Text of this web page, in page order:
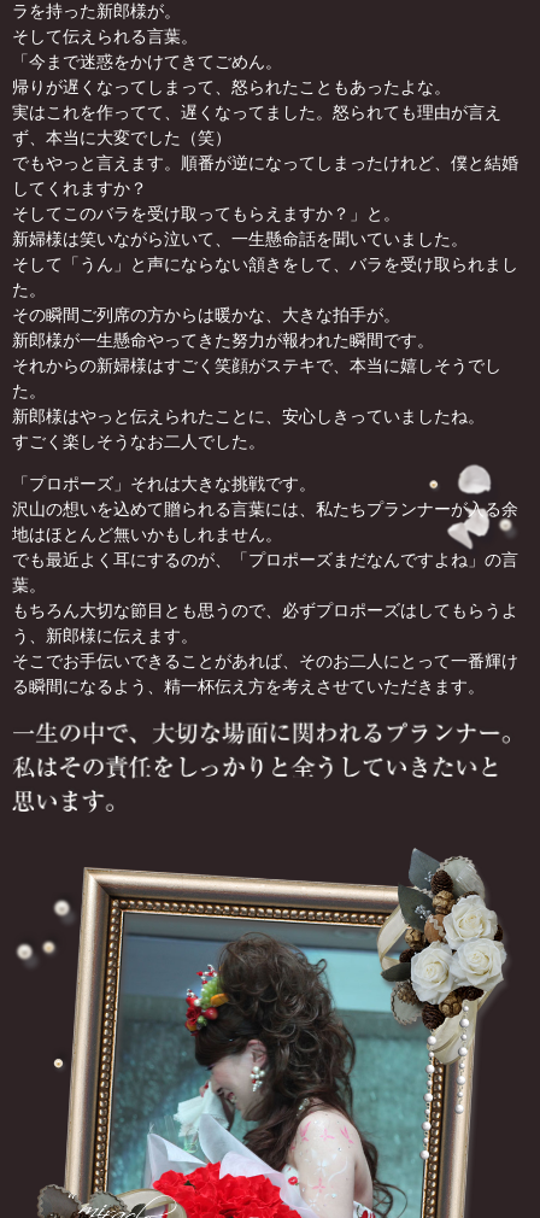
ラを持った新郎様が。
そして伝えられる言葉。
「今まで迷惑をかけてきてごめん。
帰りが遅くなってしまって、怒られたこともあったよな。
実はこれを作ってて、遅くなってました。怒られても理由が言え
ず、本当に大変でした（笑）
でもやっと言えます。順番が逆になってしまったけれど、僕と結婚
してくれますか？
そしてこのバラを受け取ってもらえますか？」と。
新婦様は笑いながら泣いて、一生懸命話を聞いていました。
そして「うん」と声にならない頷きをして、バラを受け取られまし
た。
その瞬間ご列席の方からは暖かな、大きな拍手が。
新郎様が一生懸命やってきた努力が報われた瞬間です。
それからの新婦様はすごく笑顔がステキで、本当に嬉しそうでし
た。
新郎様はやっと伝えられたことに、安心しきっていましたね。
すごく楽しそうなお二人でした。
「プロポーズ」それは大きな挑戦です。
沢山の想いを込めて贈られる言葉には、私たちプランナーが入る余
地はほとんど無いかもしれません。
でも最近よく耳にするのが、「プロポーズまだなんですよね」の言
葉。
もちろん大切な節目とも思うので、必ずプロポーズはしてもらうよ
う、新郎様に伝えます。
そこでお手伝いできることがあれば、そのお二人にとって一番輝け
る瞬間になるよう、精一杯伝え方を考えさせていただきます。